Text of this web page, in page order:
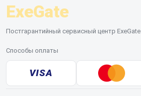
ExeGate
Постгарантийный сервисный центр ExeGate
Способы оплаты
VISA